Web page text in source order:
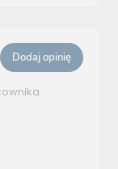
Dodaj opinię